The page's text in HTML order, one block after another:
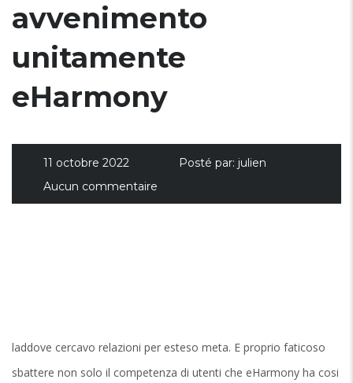
avvenimento
unitamente
eHarmony
11 octobre 2022 Posté par: julien
Aucun commentaire
laddove cercavo relazioni per esteso meta. E proprio faticoso
sbattere non solo il competenza di utenti che eHarmony ha cosi